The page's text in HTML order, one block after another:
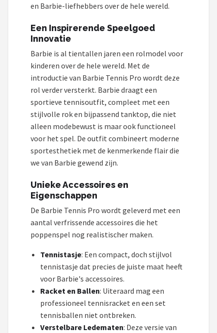
Mattel
Götz
Rainbow High
Disney
Corolle
Heless
L.O.L. Surprise!
Monster High
Alle merken →
en Barbie-liefhebbers over de hele wereld.
Een Inspirerende Speelgoed
Innovatie
Barbie is al tientallen jaren een rolmodel voor
kinderen over de hele wereld. Met de
introductie van Barbie Tennis Pro wordt deze
rol verder versterkt. Barbie draagt een
sportieve tennisoutfit, compleet met een
stijlvolle rok en bijpassend tanktop, die niet
alleen modebewust is maar ook functioneel
voor het spel. De outfit combineert moderne
sportesthetiek met de kenmerkende flair die
we van Barbie gewend zijn.
Unieke Accessoires en
Eigenschappen
De Barbie Tennis Pro wordt geleverd met een
aantal verfrissende accessoires die het
poppenspel nog realistischer maken.
Tennistasje: Een compact, doch stijlvol
tennistasje dat precies de juiste maat heeft
voor Barbie's accessoires.
Racket en Ballen: Uiteraard mag een
professioneel tennisracket en een set
tennisballen niet ontbreken.
Verstelbare Ledematen: Deze versie van